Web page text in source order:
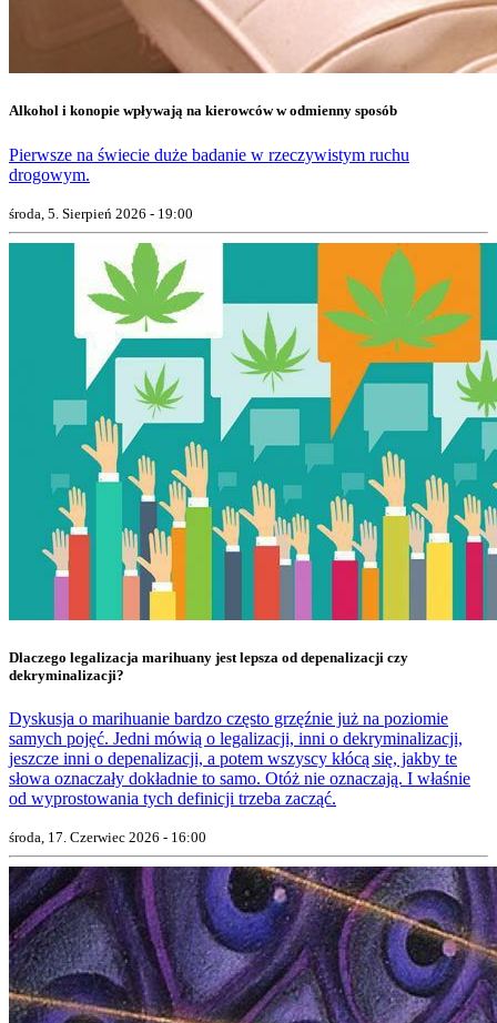
Alkohol i konopie wpływają na kierowców w odmienny sposób
Pierwsze na świecie duże badanie w rzeczywistym ruchu
drogowym.
środa, 5. Sierpień 2026 - 19:00
Dlaczego legalizacja marihuany jest lepsza od depenalizacji czy
dekryminalizacji?
Dyskusja o marihuanie bardzo często grzęźnie już na poziomie
samych pojęć. Jedni mówią o legalizacji, inni o dekryminalizacji,
jeszcze inni o depenalizacji, a potem wszyscy kłócą się, jakby te
słowa oznaczały dokładnie to samo. Otóż nie oznaczają. I właśnie
od wyprostowania tych definicji trzeba zacząć.
środa, 17. Czerwiec 2026 - 16:00